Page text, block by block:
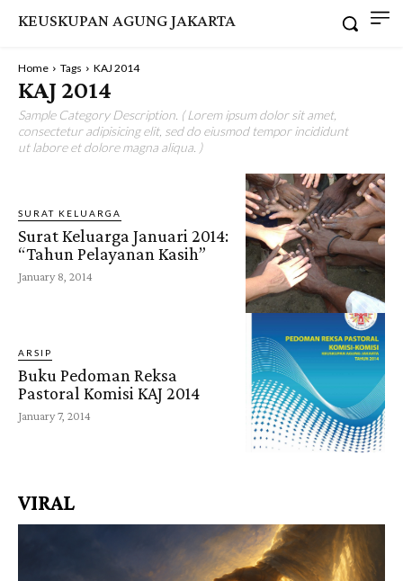
KEUSKUPAN AGUNG JAKARTA
Home Tags KAJ 2014
KAJ 2014
Sample Category Description. ( Lorem ipsum dolor sit amet,
consectetur adipisicing elit, sed do eiusmod tempor incididunt
ut labore et dolore magna aliqua. )
SURAT KELUARGA
Surat Keluarga Januari 2014:
“Tahun Pelayanan Kasih”
January 8, 2014
ARSIP
Buku Pedoman Reksa
Pastoral Komisi KAJ 2014
January 7, 2014
VIRAL